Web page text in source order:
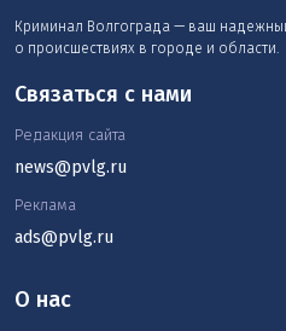
Криминал Волгограда — ваш
о происшествиях в городе и области.
О нас
Связаться с нами
Редакция сайта
news@pvlg.ru
Реклама
ads@pvlg.ru